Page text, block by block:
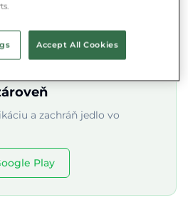
a zachráň jedlo vo
Play
Accept All Cookies